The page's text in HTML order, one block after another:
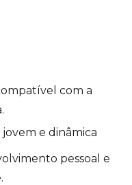
com a
e dinâmica
pessoal e